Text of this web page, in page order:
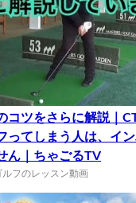
コツをさらに解説｜
ってしまう人は、イ
ん｜ちゃごるTV
ルフのレッスン動画